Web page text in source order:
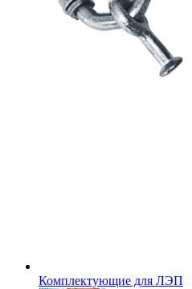
Комплектующие для ЛЭП